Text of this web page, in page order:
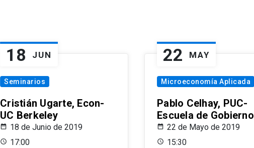
18 JUN
Seminarios
Cristián Ugarte, Econ-
UC Berkeley
18 de Junio de 2019
17:00
22 MAY
Microeconomía Aplicada
Pablo Celhay, PUC-
Escuela de Gobierno
22 de Mayo de 2019
15:30